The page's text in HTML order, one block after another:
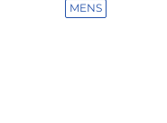
MENS